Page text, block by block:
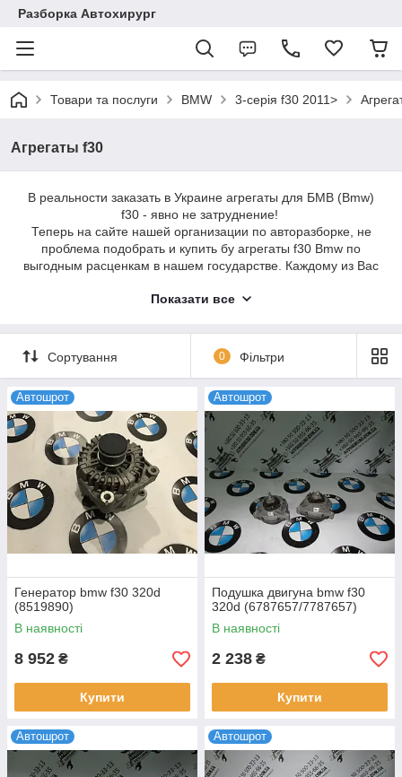
Разборка Автохирург
Товари та послуги BMW 3-серія f30 2011>
Агрегаты f30
В реальности заказать в Украине агрегаты для БМВ (Bmw)
f30 - явно не затруднение!
Теперь на сайте нашей организации по авторазборке, не
проблема подобрать и купить бу агрегаты f30 Bmw по
выгодным расценкам в нашем государстве. Каждому из Вас
исключительно лишь из-за того, что они оригинальные, и
Украине их банально не найти. С целью, чтобы провести
приобретение - определите соответствующую запчасть, и
следует заказ на отправку подтвердить.
Відправлення агрегатів f30 для Bmw проводимо в період від
одного до трьох днів у населені пункти: Івано-Франківськ,
Дніпро, Полтаву, Вінницю, Київ, Луцьк, Чернівці, Кривий Ріг,
Хмельницький, Суми, Чернігів, Житомир, Рівне, Харків,
Херсон, Миколаїв, і будь-які інші.
Показати все
Сортування 0 Фільтри
Автошрот
Генератор bmw f30 320d
(8519890)
В наявності
8 952 ₴
Купити
Автошрот
Подушка двигуна bmw f30
320d (6787657/7787657)
В наявності
2 238 ₴
Купити
Автошрот Автошрот